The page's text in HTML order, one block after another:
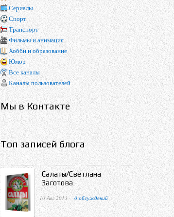
Сериалы
Спорт
Транспорт
Фильмы и анимация
Хобби и образование
Юмор
Все каналы
Каналы пользователей
Мы в Контакте
Топ записей блога
Салаты/Светлана
Заготова
10 Авг 2013 · 0 обсуждений